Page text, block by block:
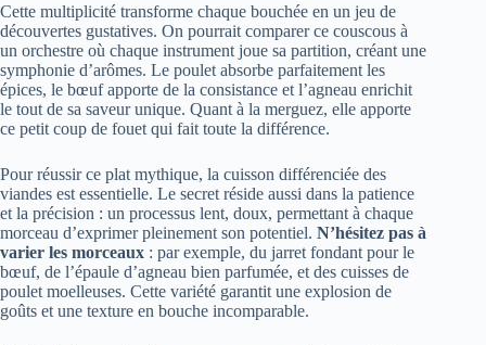
Cette multiplicité transforme chaque bouchée en un jeu de
découvertes gustatives. On pourrait comparer ce couscous à
un orchestre où chaque instrument joue sa partition, créant une
symphonie d’arômes. Le poulet absorbe parfaitement les
épices, le bœuf apporte de la consistance et l’agneau enrichit
le tout de sa saveur unique. Quant à la merguez, elle apporte
ce petit coup de fouet qui fait toute la différence.
Pour réussir ce plat mythique, la cuisson différenciée des
viandes est essentielle. Le secret réside aussi dans la patience
et la précision : un processus lent, doux, permettant à chaque
morceau d’exprimer pleinement son potentiel. N’hésitez pas à
varier les morceaux : par exemple, du jarret fondant pour le
bœuf, de l’épaule d’agneau bien parfumée, et des cuisses de
poulet moelleuses. Cette variété garantit une explosion de
goûts et une texture en bouche incomparable.